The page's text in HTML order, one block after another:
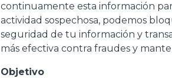
continuamente esta información
actividad sospechosa, podemos
seguridad de tu información y
más efectiva contra fraudes y
Objetivo